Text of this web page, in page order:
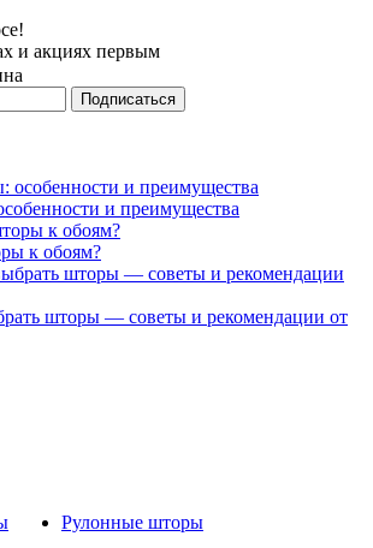
и акциях первым
и преимущества
к обоям?
шторы — советы и рекомендации от
Рулонные шторы